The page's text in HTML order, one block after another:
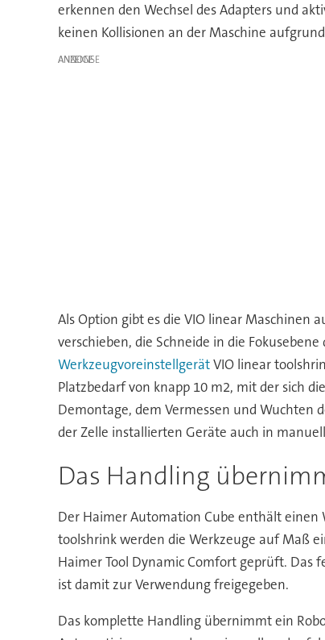
erkennen den Wechsel des Adapters und
keinen Kollisionen an der Maschine
ANZEIGE
Als Option gibt es die VIO linear Maschinen
verschieben, die Schneide in die
WerkzeugvoreinstellgerätVIO linear
Platzbedarf von knapp 10 m2, mit der sich
Demontage, dem Vermessen und Wuchten
der Zelle installierten Geräte auch in
Das Handling
Der Haimer Automation Cube enthält einen
toolshrink werden die Werkzeuge auf Maß
Haimer Tool Dynamic Comfort geprüft.
ist damit zur Verwendung freigegeben.
Das komplette Handling übernimmt ein